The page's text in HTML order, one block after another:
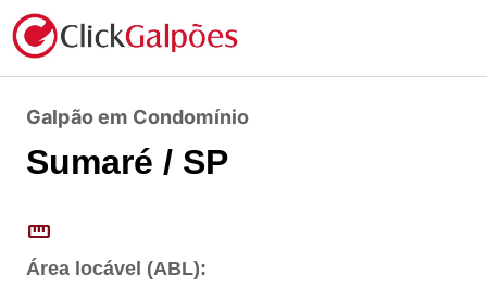
Galpão em Condomínio
Sumaré / SP
straighten
Área locável (ABL):